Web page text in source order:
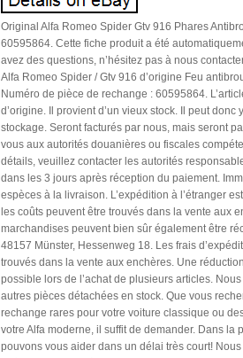
Original Alfa Romeo Spider Gtv 916 Phares
60595864. Cette fiche produit a été
avez des questions, n’hésitez pas à nous
Alfa Romeo Spider / Gtv 916 d’origine Feu
Numéro de pièce de rechange : 60595864.
d’origine. Il provient d’un vieux stock. Il peut donc
stockage. Seront facturés par nous, mais seront
vous aux autorités douanières ou fiscales
détails, veuillez contacter les autorités
dans les 3 jours après réception du paiement.
espèces à la livraison. L’expédition à l’étranger
les coûts peuvent être trouvés dans la vente aux
marchandises peuvent bien sûr également être
48157 Münster, Hessenweg 18. Les frais
trouvés dans la vente aux enchères. Une
possible lors de l’achat de plusieurs articles.
autres pièces détachées en stock. Que vous
rechange rares pour votre voiture classique ou
votre Alfa moderne, il suffit de demander. Dans la
pouvons vous aider dans un délai très court!